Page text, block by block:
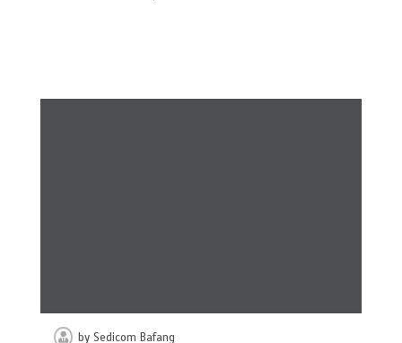
bySedicom Bafangchantiers du Diocèse en compagnie du